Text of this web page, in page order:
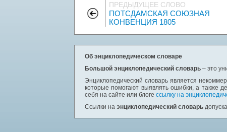
ПРЕДЫДУЩЕЕ СЛОВО
ПОТСДАМСКАЯ СОЮЗНАЯ
КОНВЕНЦИЯ 1805
Об энциклопедическом словаре
Большой энциклопедический словарь – это
Энциклопедический словарь является
которые помогают выявлять ошибки, а также
себя на сайте или блоге ссылку на
Ссылки на энциклопедический словарь